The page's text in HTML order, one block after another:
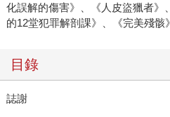
化誤解的傷害》、《人皮盜獵者》
的12堂犯罪解剖課》、《完美殘骸
目錄
誌謝